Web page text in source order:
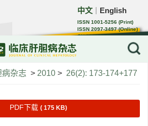
中文 English
ISSN 1001-5256 (Print)
ISSN 2097-3497 (Online)
CN 22-1108/R
病杂志 > 2010 > 26(2): 173-174+177
PDF下载 ( 175 KB)